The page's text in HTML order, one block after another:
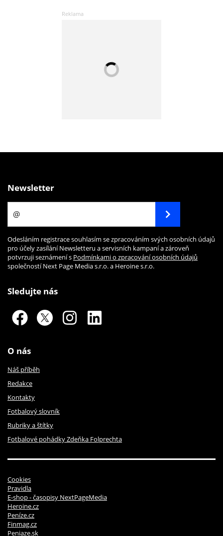
Newsletter
Odesláním registrace souhlasím se zpracováním svých osobních údajů
pro účely zasílání Newsletteru a servisních kampaní a zároveň
potvrzuji seznámení s Podmínkami o zpracování osobních údajů
společností Next Page Media s.r.o. a Heroine s.r.o.
Sledujte nás
O nás
Náš příběh
Redakce
Kontakty
Fotbalový slovník
Rubriky a štítky
Fotbalové pohádky Zdeňka Folprechta
Cookies
Pravidla
E-shop - časopisy NextPageMedia
Heroine.cz
Peníze.cz
Finmag.cz
Peniaze.sk